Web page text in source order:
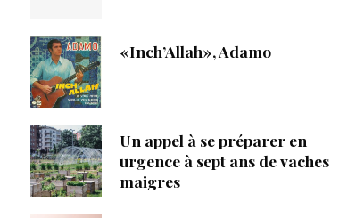
«Inch’Allah», Adamo
Un appel à se préparer en
urgence à sept ans de vaches
maigres